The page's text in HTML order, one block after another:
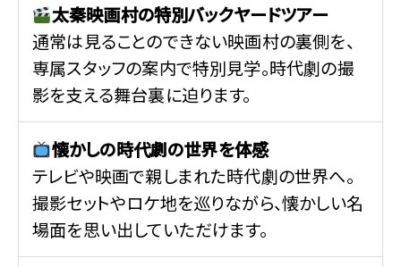
太秦映画村の特別バックヤードツアー
通常は見ることのできない映画村の裏側を、
専属スタッフの案内で特別見学。時代劇の撮
影を支える舞台裏に迫ります。
懐かしの時代劇の世界を体感
テレビや映画で親しまれた時代劇の世界へ。
撮影セットやロケ地を巡りながら、懐かしい名
場面を思い出していただけます。